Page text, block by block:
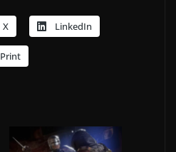
X LinkedIn
Print